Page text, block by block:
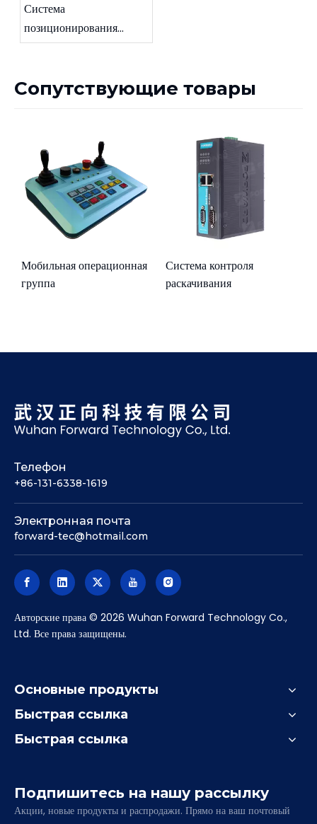
Система
позиционирования
мостового крана
Сопутствующие товары
Мобильная операционная
группа
Система контроля
раскачивания
Телефон
+86-131-6338-1619
Электронная почта
forward-tec@hotmail.com
Авторские права © 2026 Wuhan Forward Technology Co.,
Ltd. Все права защищены.
Основные продукты
Быстрая ссылка
Быстрая ссылка
Подпишитесь на нашу рассылку
Акции, новые продукты и распродажи. Прямо на ваш почтовый